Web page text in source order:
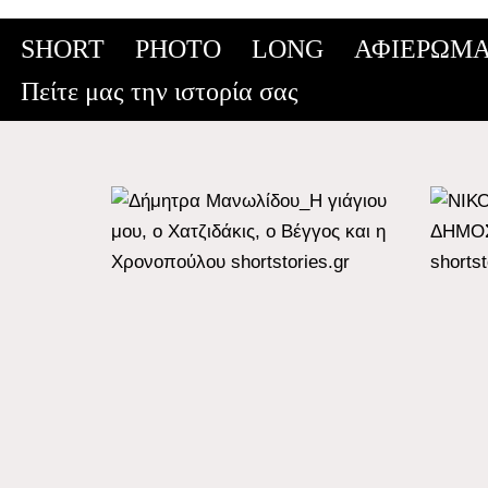
Skip
to
content
SHORT PHOTO LONG
Πείτε μας την ιστορία σας